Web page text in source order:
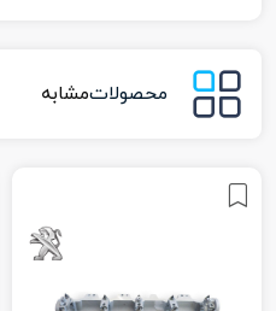
محصولاتمشابه